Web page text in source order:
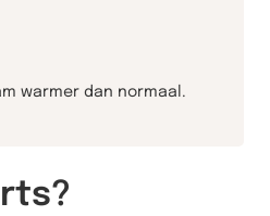
warmer dan normaal.